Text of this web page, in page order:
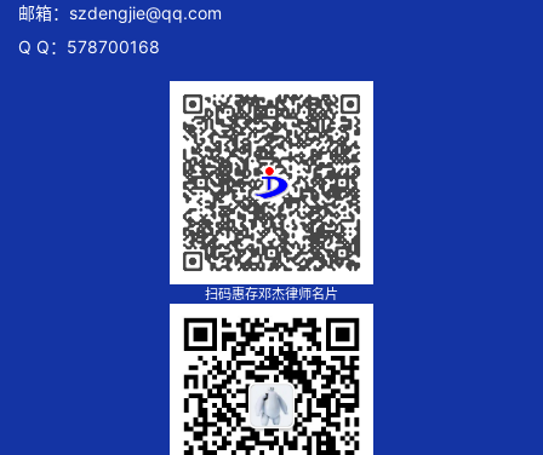
邮箱： szdengjie@qq.com
Q Q：578700168
扫码惠存邓杰律师名片